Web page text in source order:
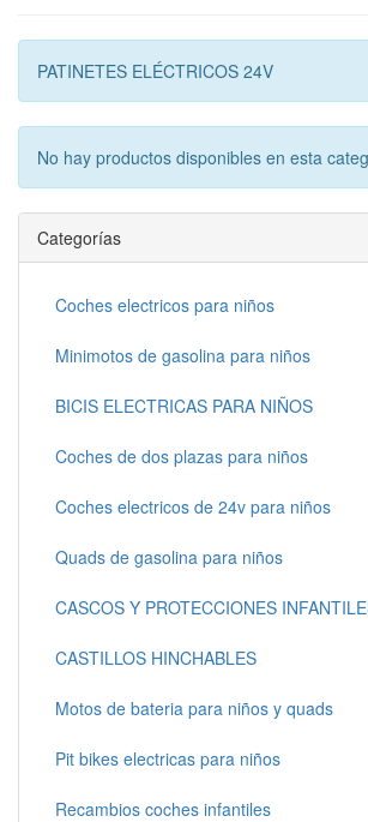
PATINETES ELÉCTRICOS 24V
No hay productos disponibles en esta
Categorías
Coches electricos para niños
Minimotos de gasolina para niños
BICIS ELECTRICAS PARA NIÑOS
Coches de dos plazas para niños
Coches electricos de 24v para niños
Quads de gasolina para niños
CASCOS Y PROTECCIONES
CASTILLOS HINCHABLES
Motos de bateria para niños y quads
Pit bikes electricas para niños
Recambios coches infantiles